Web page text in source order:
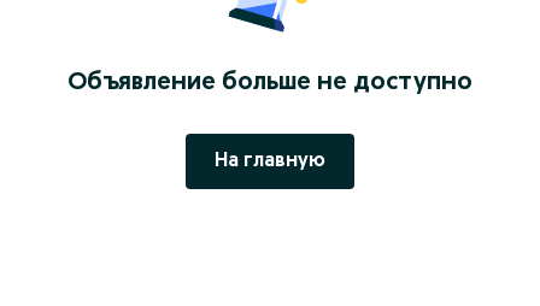
Объявление больше не доступно
На главную